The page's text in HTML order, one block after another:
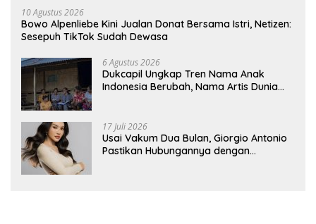
10 Agustus 2026
Bowo Alpenliebe Kini Jualan Donat Bersama Istri, Netizen:
Sesepuh TikTok Sudah Dewasa
6 Agustus 2026
Dukcapil Ungkap Tren Nama Anak
Indonesia Berubah, Nama Artis Dunia
17 Juli 2026
Usai Vakum Dua Bulan, Giorgio Antonio
Pastikan Hubungannya dengan